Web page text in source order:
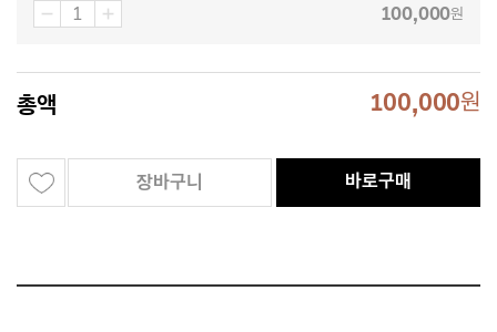
100,000원
총액 100,000원
장바구니 바로구매